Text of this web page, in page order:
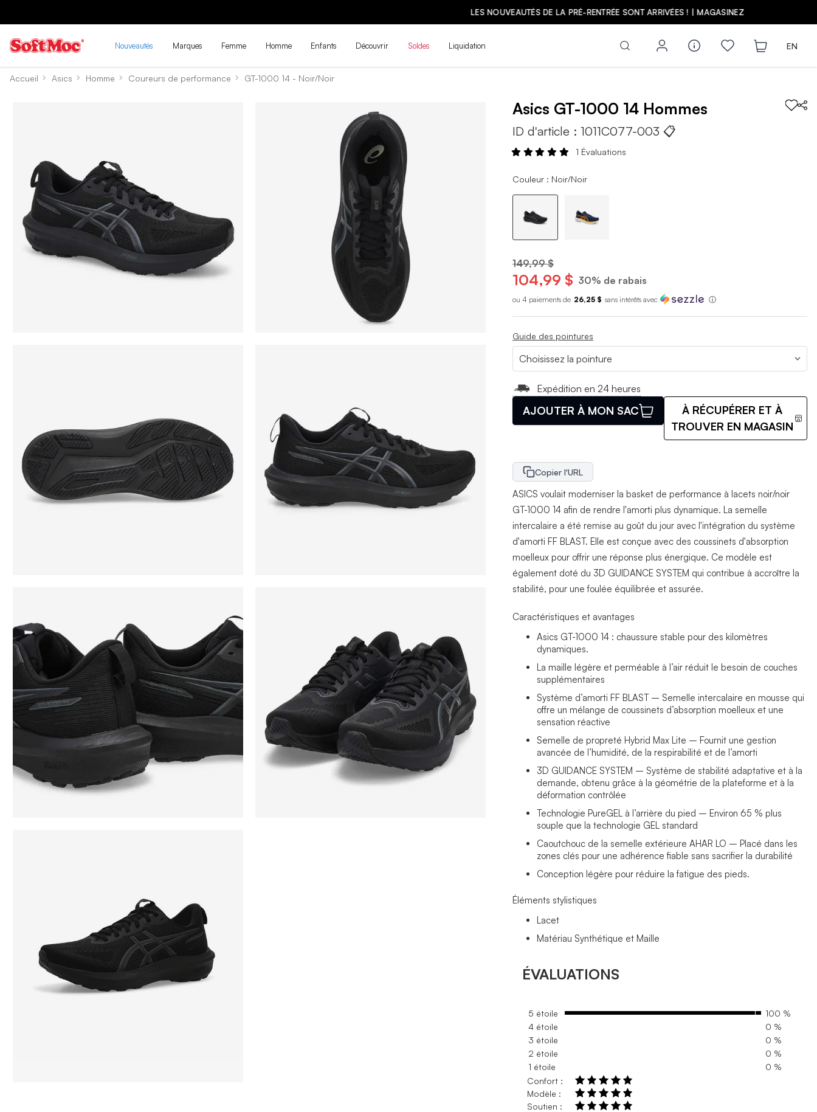
LES NOUVEAUTÉS DE LA PRÉ-RENTRÉE SONT ARRIVÉES ! | MAGASINEZ
Nouveautés Marques Femme Homme Enfants Découvrir Soldes Liquidation EN
Accueil Asics Homme Coureurs de performance GT-1000 14 - Noir/Noir
Asics GT-1000 14 Hommes
ID d'article :1011C077-003 📋
1 Évaluations
Couleur : Noir/Noir
149,99 $
104,99 $ 30% de rabais
ou 4 paiements de 26,25 $ sans intérêts avec ⓘ
Guide des pointures
Expédition en 24 heures
AJOUTER À MON SAC
À RÉCUPÉRER ET À
TROUVER EN MAGASIN
Copier l'URL
ASICS voulait moderniser la basket de performance à lacets noir/noir
GT-1000 14 afin de rendre l'amorti plus dynamique. La semelle
intercalaire a été remise au goût du jour avec l'intégration du système
d'amorti FF BLAST. Elle est conçue avec des coussinets d'absorption
moelleux pour offrir une réponse plus énergique. Ce modèle est
également doté du 3D GUIDANCE SYSTEM qui contribue à accroître la
stabilité, pour une foulée équilibrée et assurée.
Caractéristiques et avantages
Asics GT-1000 14 : chaussure stable pour des kilomètres
dynamiques.
La maille légère et perméable à l’air réduit le besoin de couches
supplémentaires
Système d’amorti FF BLAST – Semelle intercalaire en mousse qui
offre un mélange de coussinets d’absorption moelleux et une
sensation réactive
Semelle de propreté Hybrid Max Lite – Fournit une gestion
avancée de l’humidité, de la respirabilité et de l’amorti
3D GUIDANCE SYSTEM – Système de stabilité adaptative et à la
demande, obtenu grâce à la géométrie de la plateforme et à la
déformation contrôlée
Technologie PureGEL à l’arrière du pied – Environ 65 % plus
souple que la technologie GEL standard
Caoutchouc de la semelle extérieure AHAR LO – Placé dans les
zones clés pour une adhérence fiable sans sacrifier la durabilité
Conception légère pour réduire la fatigue des pieds.
Éléments stylistiques
Lacet
Matériau Synthétique et Maille
ÉVALUATIONS
5 étoile
100 %
4 étoile
0 %
3 étoile
0 %
2 étoile
0 %
1 étoile
0 %
Confort :
Modèle :
Soutien :